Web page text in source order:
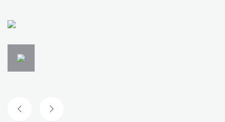
ПРЕДЫДУЩИЙ СЛАЙД
СЛЕДУЮЩИЙ СЛАЙД